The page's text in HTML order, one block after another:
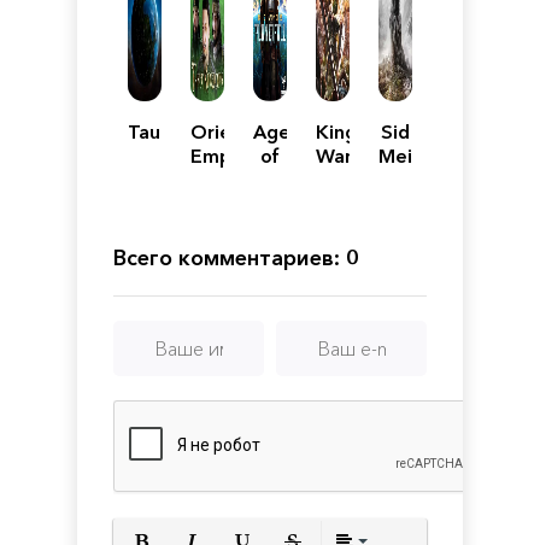
Taur
Oriental
Empires:
Age
of
Kingdom
Wars
Sid
Meier's
Всего комментариев: 0